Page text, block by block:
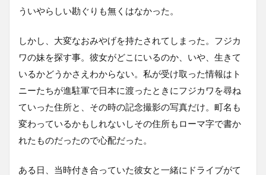
ういやらしい勘ぐりも無くはなかった。
しかし、大変なおみやげを持たされてしまった。フジカ
ワの妹を探す事。彼女がどこにいるのか、いや、生きて
いるかどうかさえわからない。私が受け取った情報はト
ニーたちが進駐軍で日本に渡ったときにフジカワを尋ね
ていった住所と、その時の記念撮影の写真だけ。町名も
変わっているかもしれないしその住所もローマ字で書か
れたものだったので心配だった。
ある日、当時付き合っていた彼女と一緒にドライブがて